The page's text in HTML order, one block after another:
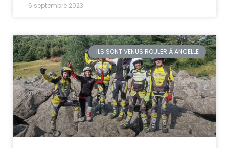
6 septembre 2023
ILS SONT VENUS ROULER À ANCELLE